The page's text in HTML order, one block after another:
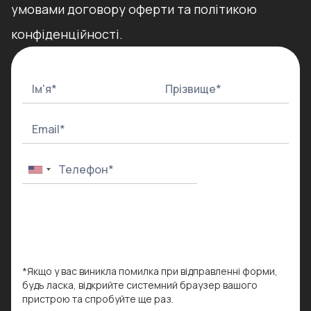
умовами договору оферти та політикою
конфіденційності.
*Якщо у вас виникла помилка при відправленні форми,
будь ласка, відкрийте системний браузер вашого
пристрою та спробуйте ще раз.